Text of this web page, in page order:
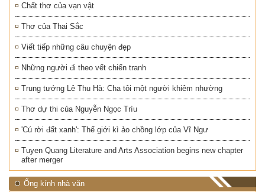
Chất thơ của vạn vật
Thơ của Thai Sắc
Viết tiếp những câu chuyện đẹp
Những người đi theo vết chiến tranh
Trung tướng Lê Thu Hà: Cha tôi một người khiêm nhường
Thơ dự thi của Nguyễn Ngọc Trìu
'Cú rời đất xanh': Thế giới kì ảo chồng lớp của Vĩ Ngư
Tuyen Quang Literature and Arts Association begins new chapter
after merger
Ống kính nhà văn